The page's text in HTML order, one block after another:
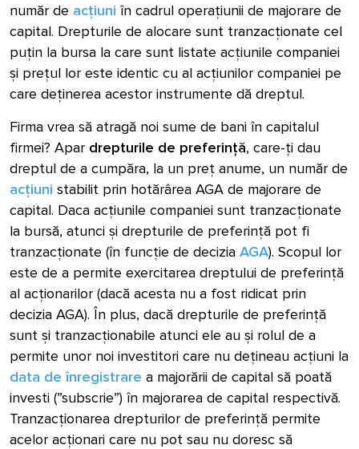
număr de acțiuni în cadrul operațiunii de majorare de
capital. Drepturile de alocare sunt tranzacționate cel
puțin la bursa la care sunt listate acțiunile companiei
și prețul lor este identic cu al acțiunilor companiei pe
care deținerea acestor instrumente dă dreptul.
Firma vrea să atragă noi sume de bani în capitalul
firmei? Apar drepturile de preferință, care-ți dau
dreptul de a cumpăra, la un preț anume, un număr de
acțiuni stabilit prin hotărârea AGA de majorare de
capital. Daca acțiunile companiei sunt tranzacționate
la bursă, atunci și drepturile de preferință pot fi
tranzacționate (în funcție de decizia AGA). Scopul lor
este de a permite exercitarea dreptului de preferință
al acționarilor (dacă acesta nu a fost ridicat prin
decizia AGA). În plus, dacă drepturile de preferință
sunt și tranzacționabile atunci ele au și rolul de a
permite unor noi investitori care nu dețineau acțiuni la
data de înregistrare a majorării de capital să poată
investi (”subscrie”) în majorarea de capital respectivă.
Tranzacționarea drepturilor de preferință permite
acelor acționari care nu pot sau nu doresc să